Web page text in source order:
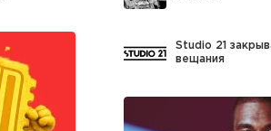
Studio 21
вещания